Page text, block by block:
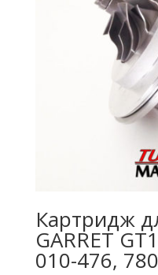
Картридж
GARRET
010-476,